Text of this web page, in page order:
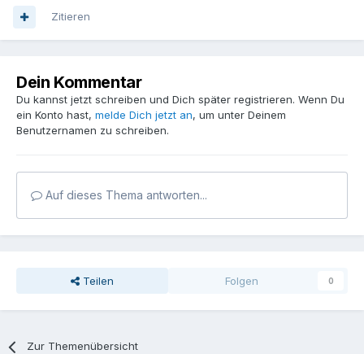
Zitieren
Dein Kommentar
Du kannst jetzt schreiben und Dich später registrieren. Wenn Du
ein Konto hast, melde Dich jetzt an, um unter Deinem
Benutzernamen zu schreiben.
Auf dieses Thema antworten...
Teilen Folgen 0
Zur Themenübersicht